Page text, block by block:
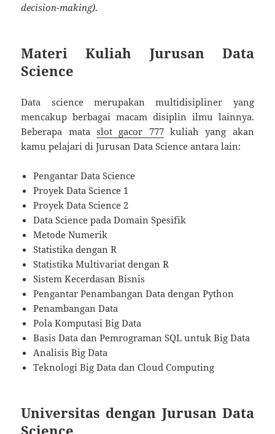
decision-making).
Materi Kuliah Jurusan Data
Science
Data science merupakan multidisipliner yang
mencakup berbagai macam disiplin ilmu lainnya.
Beberapa mataslot gacor 777kuliah yang akan
kamu pelajari di Jurusan Data Science antara lain:
Pengantar Data Science
Proyek Data Science 1
Proyek Data Science 2
Data Science pada Domain Spesifik
Metode Numerik
Statistika dengan R
Statistika Multivariat dengan R
Sistem Kecerdasan Bisnis
Pengantar Penambangan Data dengan Python
Penambangan Data
Pola Komputasi Big Data
Basis Data dan Pemrograman SQL untuk Big Data
Analisis Big Data
Teknologi Big Data dan Cloud Computing
Universitas dengan Jurusan Data